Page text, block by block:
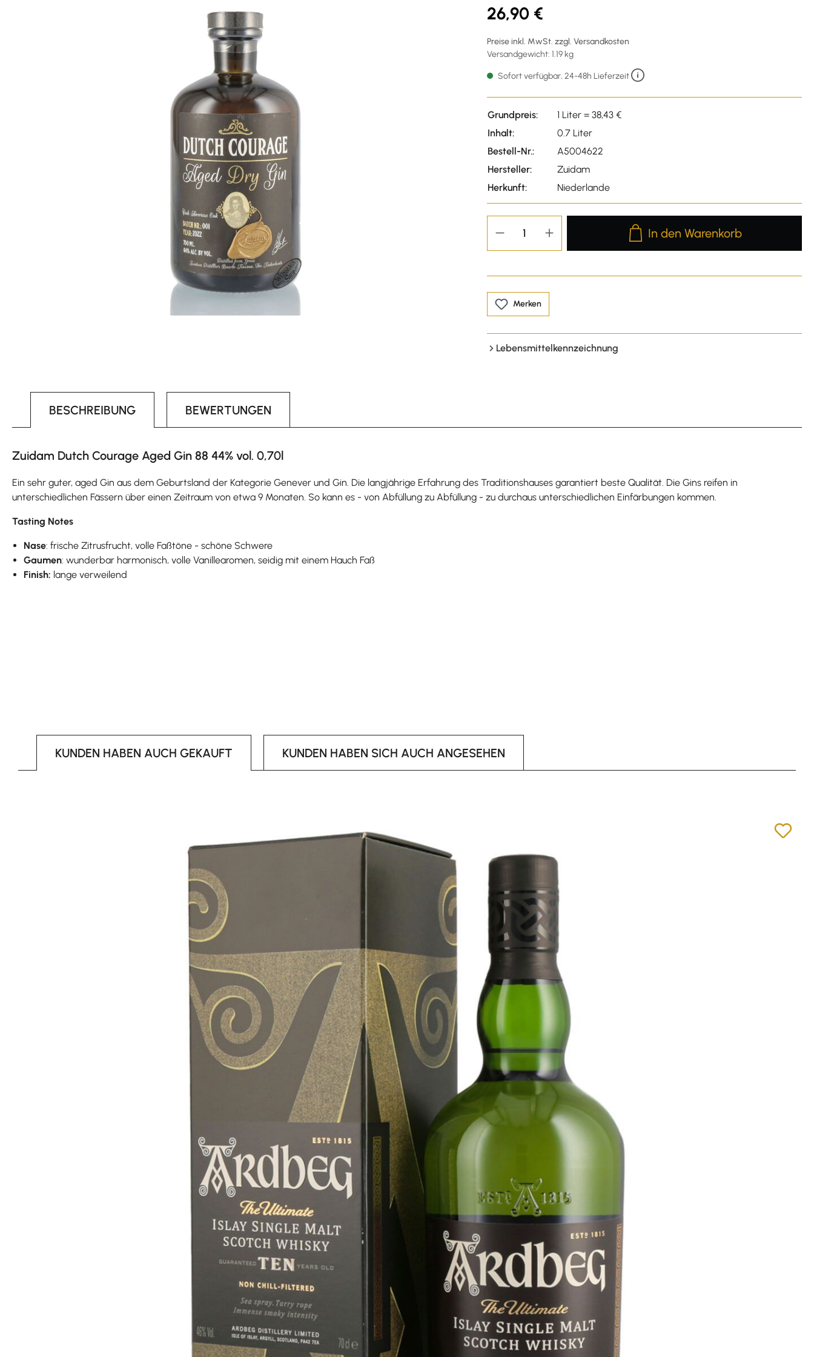
26,90 €
Preise inkl. MwSt. zzgl. Versandkosten
Versandgewicht: 1.19 kg
Sofort verfügbar, 24-48h Lieferzeit
Grundpreis:
1 Liter = 38,43 €
Inhalt:
0.7 Liter
Bestell-Nr.:
A5004622
Hersteller:
Zuidam
Herkunft:
Niederlande
Produkt Anzahl: Gib den
In den Warenkorb
Merken
Lebensmittelkennzeichnung
BESCHREIBUNG BEWERTUNGEN
Zuidam Dutch Courage Aged Gin 88 44% vol. 0,70l
Ein sehr guter, aged Gin aus dem Geburtsland der Kategorie Genever und Gin. Die langjährige Erfahrung des Traditionshauses garantiert beste Qualität. Die Gins reifen in
unterschiedlichen Fässern über einen Zeitraum von etwa 9 Monaten. So kann es - von Abfüllung zu Abfüllung - zu durchaus unterschiedlichen Einfärbungen kommen.
Tasting Notes
Nase: frische Zitrusfrucht, volle Faßtöne - schöne Schwere
Gaumen: wunderbar harmonisch, volle Vanillearomen, seidig mit einem Hauch Faß
Finish: lange verweilend
KUNDEN HABEN AUCH GEKAUFT KUNDEN HABEN SICH AUCH ANGESEHEN